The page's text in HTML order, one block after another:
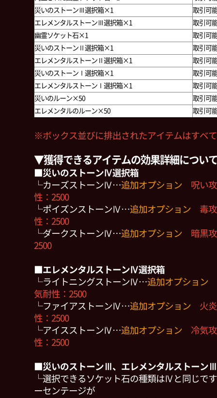
災いのストーンⅢ選択箱×1
取引可
エレメンタルストーンⅢ選択箱×1
取引可
幽霊ソケット石×1
取引可
災いのストーンⅡ選択箱×1
取引可
エレメンタルストーンⅡ選択箱×1
取引可
災いのストーンⅠ選択箱×1
取引可
エレメンタルストーンⅠ選択箱×1
取引可
災いのルーン×50
取引可
エレメンタルのルーン×50
取引可
※ボックス並びに排出されたアイテムはすべ
▼獲得できるアイテムの効果詳細につい
■災いのストーンⅣ選択箱
└カーズストーンⅣ…追加オプション
呪い
性：2500
└ポイズンストーンⅣ…追加オプション
毒
性：2500
└ダークストーンⅣ…追加オプション
暗黒
2500
■エレメンタルストーンⅣ選択箱
└ライトニングストーンⅣ…追加オプション
気耐性：2500
└ファイアストーンⅣ…追加オプション
火
性：2500
└アイスストーンⅣ…追加オプション
冷気
性：2500
■災いのストーンⅢ、エレメンタルストーン
└選択できるソケット石の種類はⅣと同じで
ーセンテージが